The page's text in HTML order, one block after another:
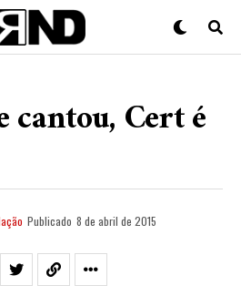
Cert é
Publicado 8 de abril de 2015